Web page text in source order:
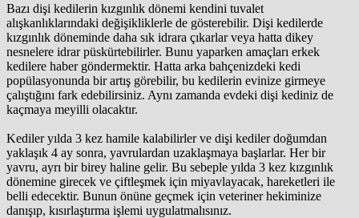
Bazı dişi kedilerin kızgınlık dönemi kendini tuvalet
alışkanlıklarındaki değişikliklerle de gösterebilir. Dişi kedilerde
kızgınlık döneminde daha sık idrara çıkarlar veya hatta dikey
nesnelere idrar püskürtebilirler. Bunu yaparken amaçları erkek
kedilere haber göndermektir. Hatta arka bahçenizdeki kedi
popülasyonunda bir artış görebilir, bu kedilerin evinize girmeye
çalıştığını fark edebilirsiniz. Aynı zamanda evdeki dişi kediniz de
kaçmaya meyilli olacaktır.
Kediler yılda 3 kez hamile kalabilirler ve dişi kediler doğumdan
yaklaşık 4 ay sonra, yavrulardan uzaklaşmaya başlarlar. Her bir
yavru, ayrı bir birey haline gelir. Bu sebeple yılda 3 kez kızgınlık
dönemine girecek ve çiftleşmek için miyavlayacak, hareketleri ile
belli edecektir. Bunun önüne geçmek için veteriner hekiminize
danışıp, kısırlaştırma işlemi uygulatmalısınız.